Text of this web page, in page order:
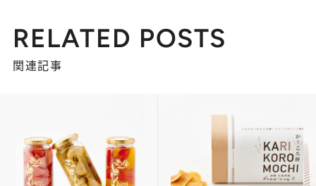
RELATED POSTS
関連記事